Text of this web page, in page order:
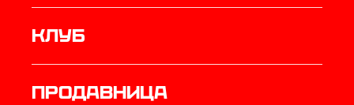
Клуб
продавница